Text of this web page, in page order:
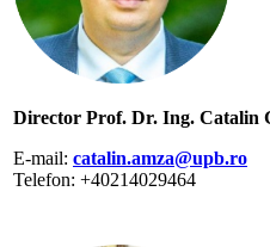
Director Prof. Dr. Ing. Catalin
E-mail: catalin.amza@upb.ro
Telefon: +40214029464